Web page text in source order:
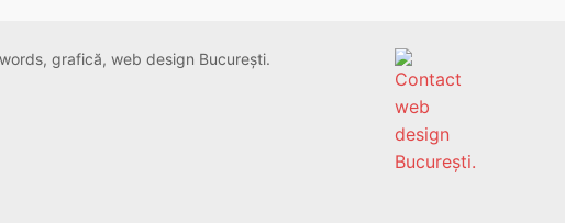
grafică, web design București.